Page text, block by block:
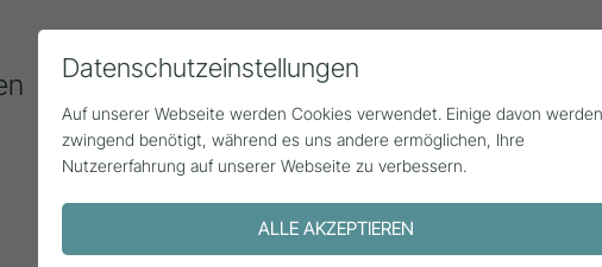
Alle Beiträge Statistik
Datenschutzeinstellungen
Auf unserer Webseite werden Cookies verwendet. Einige davon werden
zwingend benötigt, während es uns andere ermöglichen, Ihre
Nutzererfahrung auf unserer Webseite zu verbessern.
ALLE AKZEPTIEREN